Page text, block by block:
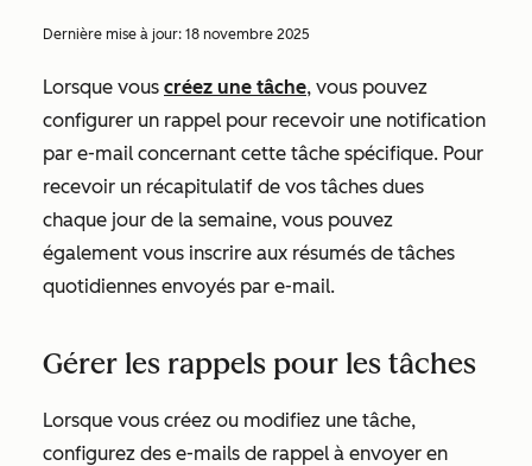
Dernière mise à jour: 18 novembre 2025
Lorsque vous créez une tâche, vous pouvez
configurer un rappel pour recevoir une notification
par e-mail concernant cette tâche spécifique. Pour
recevoir un récapitulatif de vos tâches dues
chaque jour de la semaine, vous pouvez
également vous inscrire aux résumés de tâches
quotidiennes envoyés par e-mail.
Gérer les rappels pour les tâches
Lorsque vous créez ou modifiez une tâche,
configurez des e-mails de rappel à envoyer en